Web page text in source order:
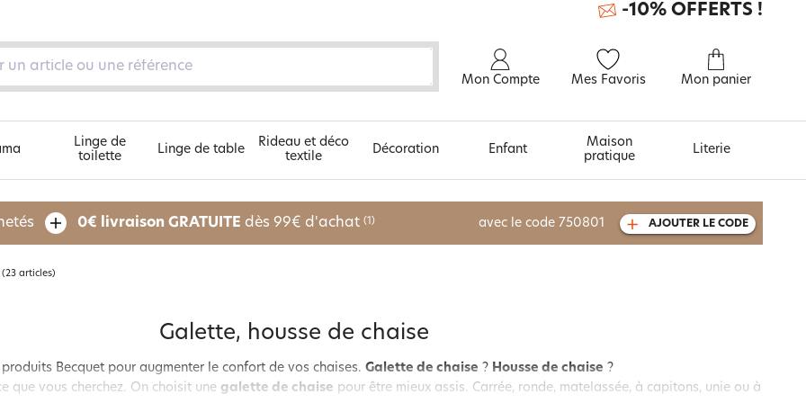
Mon Compte Mes Favoris Mon panier
-10% OFFERTS !
Découvrez nos 5 univers À découvrir aussi
Linge de
toilette
Linge de table
Rideau et déco
textile
Décoration Enfant
Maison
pratique
Literie
0€ livraison GRATUITE dès 99€ d'achat (1) avec le code 750801 AJOUTER LE CODE
(23 articles)
Galette, housse de chaise
Becquet pour augmenter le confort de vos chaises. Galette de chaise ? Housse de chaise ?
que vous cherchez. On choisit une galette de chaise pour être mieux assis. Carrée, ronde, matelassée, à capitons, unie ou à